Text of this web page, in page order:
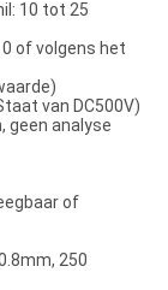
10 tot 25
of volgens het
van DC500V)
geen analyse
of
250